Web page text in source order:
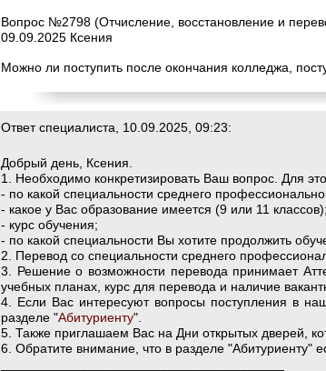
Вопрос №2798 (Отчисление, восстановление и
09.09.2025 Ксения
Можно ли поступить после окончания колледжа,
Ответ специалиста, 10.09.2025, 09:23:
Добрый день, Ксения.
1. Необходимо конкретизировать Ваш вопрос. Для
- по какой специальности среднего
- какое у Вас образование имеется (9 или 11 классов);
- курс обучения;
- по какой специальности Вы хотите продолжить
2. Перевод со специальности среднего
3. Решение о возможности перевода принимает
учебных планах, курс для перевода и наличие
4. Если Вас интересуют вопросы поступления в
разделе "Абитуриенту".
5. Также приглашаем Вас на Дни открытых дверей,
6. Обратите внимание, что в разделе "Абитуриенту"